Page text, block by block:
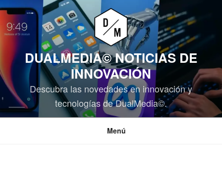
Saltar
contenido
DUALMEDIA© NOTICIAS DE
INNOVACIÓN
Descubra las novedades en innovación y
tecnologías de DualMedia©.
Menú